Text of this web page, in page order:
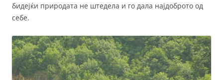
бидејќи природата не штедела и го дала најдоброто од
себе.